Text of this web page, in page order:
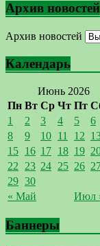
Архив новостей
Архив новостей
Календарь
Июнь 2026
Пн Вт Ср Чт Пт
« Май Июл
1 2 3 4 5 6
8
9 10 11 12
15 16 17 18 19
22 23 24 25 26
29 30
Баннеры